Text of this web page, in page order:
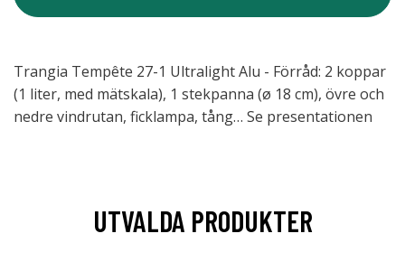
Trangia Tempête 27-1 Ultralight Alu - Förråd: 2 koppar
(1 liter, med mätskala), 1 stekpanna (ø 18 cm), övre och
nedre vindrutan, ficklampa, tång… Se presentationen
UTVALDA PRODUKTER